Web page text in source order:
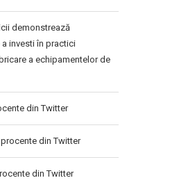
demonstrează
investi în practici
a echipamentelor de
din Twitter
procente din Twitter
din Twitter